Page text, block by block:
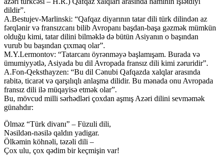
dildir”.
A.Bestujev-Marlinski: “Qafqaz diyarının tatar dili türk dilindən az
fərqlənir və fransızcanı bilib Avropanı başdan-başa gəzmək mümkün
olduğu kimi, tatar dilini bilməklə də bütün Asiyanın o başından
vurub bu başından çıxmaq olar”.
M.Y.Lermontov: “Tatarcanı öyrənməyə başlamışam. Burada və
ümumiyyətlə, Asiyada bu dil Avropada fransız dili kimi zəruridir”.
A.Fon-Qeksthayzen: “Bu dil Cənubi Qafqazda xalqlar arasında
rabitə, ticarət və qarşılıqlı anlaşma dilidir. Bu mənada onu Avropada
fransız dili ilə müqayisə etmək olar”.
Bu, mövcud milli sərhədləri çoxdan aşmış Azəri dilini sevməmək
günahdır:
Ölməz “Türk divanı” – Füzuli dili,
Nəsildən-nəsilə qaldın yadigar.
Ölkəmin köhnəli, təzəli dili –
Çox ulu, çox qədim bir keçmişin var!